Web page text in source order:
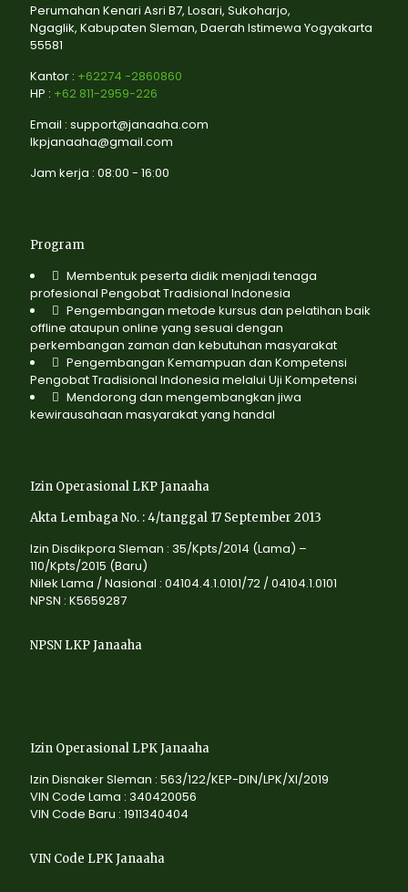
Perumahan Kenari Asri B7, Losari, Sukoharjo,
Ngaglik, Kabupaten Sleman, Daerah Istimewa Yogyakarta
55581
Kantor : +62274 -2860860
HP : +62 811-2959-226
Email : support@janaaha.com
lkpjanaaha@gmail.com
Jam kerja : 08:00 - 16:00
Program
Membentuk peserta didik menjadi tenaga
profesional Pengobat Tradisional Indonesia
Pengembangan metode kursus dan pelatihan baik
offline ataupun online yang sesuai dengan
perkembangan zaman dan kebutuhan masyarakat
Pengembangan Kemampuan dan Kompetensi
Pengobat Tradisional Indonesia melalui Uji Kompetensi
Mendorong dan mengembangkan jiwa
kewirausahaan masyarakat yang handal
Izin Operasional LKP Janaaha
Akta Lembaga No. : 4/tanggal 17 September 2013
Izin Disdikpora Sleman : 35/Kpts/2014 (Lama) –
110/Kpts/2015 (Baru)
Nilek Lama / Nasional : 04104.4.1.0101/72 / 04104.1.0101
NPSN : K5659287
NPSN LKP Janaaha
Izin Operasional LPK Janaaha
Izin Disnaker Sleman : 563/122/KEP-DIN/LPK/XI/2019
VIN Code Lama : 340420056
VIN Code Baru : 1911340404
VIN Code LPK Janaaha